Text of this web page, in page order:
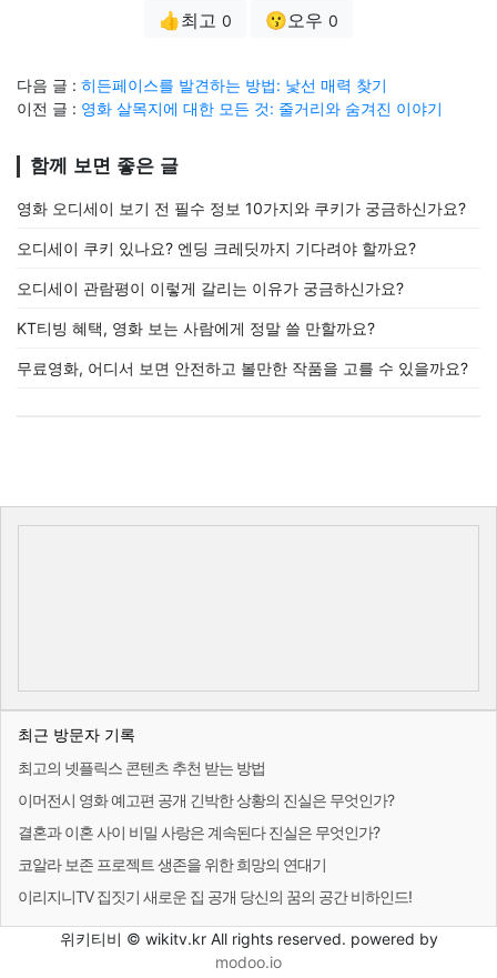
👍최고 0 😗오우 0
다음 글 : 히든페이스를 발견하는 방법: 낯선 매력 찾기
이전 글 : 영화 살목지에 대한 모든 것: 줄거리와 숨겨진 이야기
함께 보면 좋은 글
영화 오디세이 보기 전 필수 정보 10가지와 쿠키가 궁금하신가요?
오디세이 쿠키 있나요? 엔딩 크레딧까지 기다려야 할까요?
오디세이 관람평이 이렇게 갈리는 이유가 궁금하신가요?
KT티빙 혜택, 영화 보는 사람에게 정말 쓸 만할까요?
무료영화, 어디서 보면 안전하고 볼만한 작품을 고를 수 있을까요?
최근 방문자 기록
최고의 넷플릭스 콘텐츠 추천 받는 방법
이머전시 영화 예고편 공개 긴박한 상황의 진실은 무엇인가?
결혼과 이혼 사이 비밀 사랑은 계속된다 진실은 무엇인가?
코알라 보존 프로젝트 생존을 위한 희망의 연대기
이리지니TV 집짓기 새로운 집 공개 당신의 꿈의 공간 비하인드!
위키티비 © wikitv.kr All rights reserved. powered by
modoo.io